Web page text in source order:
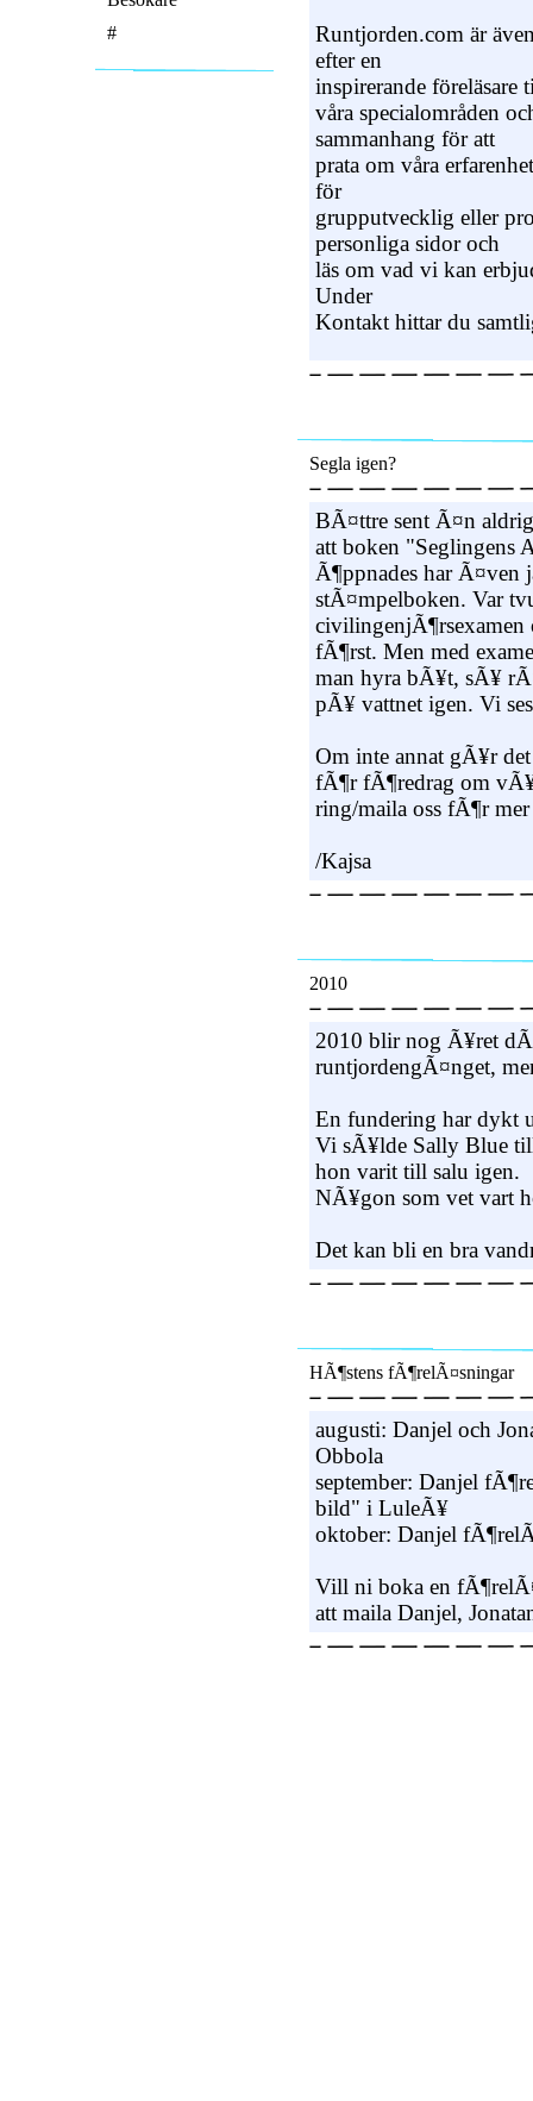
#
Runtjorden.com är
efter en
inspirerande
våra specialområden
sammanhang för att
prata om våra
för
grupputvecklig eller
personliga sidor och
läs om vad vi kan
Under
Kontakt hittar du
Segla igen?
BÃ¤ttre sent Ã¤n
att boken "Seglingens
Ã¶ppnades har
stÃ¤mpelboken. Var
fÃ¶rst. Men med
man hyra bÃ¥t, sÃ¥
pÃ¥ vattnet igen. Vi
Om inte annat gÃ¥r
fÃ¶r fÃ¶redrag om
ring/maila oss fÃ¶r
/Kajsa
2010
2010 blir nog Ã¥ret
runtjordengÃ¤nget,
En fundering har dykt
Vi sÃ¥lde Sally Blue
hon varit till salu igen.
NÃ¥gon som vet vart
Det kan bli en bra
HÃ¶stens fÃ¶relÃ¤sningar
augusti: Danjel och
Obbola
september: Danjel
bild" i LuleÃ¥
oktober: Danjel
Vill ni boka en
att maila Danjel,